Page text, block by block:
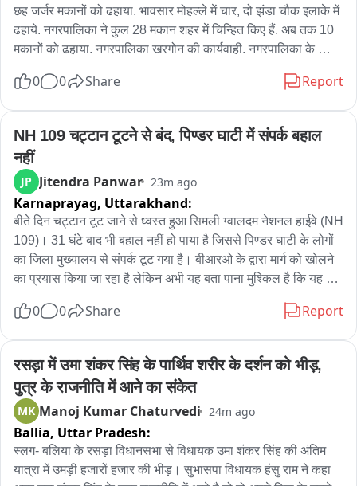
छह जर्जर मकानों को ढहाया. भावसार मोहल्ले में चार, दो झंडा चौक इलाके में
ढहाये. नगरपालिका ने कुल 28 मकान शहर में चिन्हित किए हैं. अब तक 10
मकानों को ढहाया. नगरपालिका खरगोन की कार्यवाही. नगरपालिका के
गए थे. सभी को आठ-आठ नोटिस दे दिए गए हैं. अब मकानों तोड़ने की
तोड़ दिए हैं. कुछ लोग खुद मकान, दुकानदार हटा रहे हैं. नहीं हटाए तो आगे भी
कार्यवाही जारी रहेगी. आज जेसीबी से हटाने मकान खरगोन के शिवडोला मार्ग
में भी आ रहे थे.
0 0 Share Report
NH 109 चट्टान टूटने से बंद, पिण्डर घाटी में संपर्क बहाल
नहीं
JP Jitendra Panwar 23m ago
Karnaprayag, Uttarakhand:
बीते दिन चट्टान टूट जाने से ध्वस्त हुआ सिमली ग्वालदम नेशनल हाईवे (NH
109)। 31 घंटे बाद भी बहाल नहीं हो पाया है जिससे पिण्डर घाटी के लोगों
का जिला मुख्यालय से संपर्क टूट गया है। बीआरओ के द्वारा मार्ग को खोलने
का प्रयास किया जा रहा है लेकिन अभी यह बता पाना मुश्किल है कि यह
जोखिम में डालकर पैदल ही आवाजाही करने को मजबूर हैं। चट्टान खिसकने
है। बताया जा रहा है कि आज शाम तक बिजली की व्यवस्था बहाल कर दी
जाएगी। इसके लिए बिजली विभाग के 18 कर्मचारी लाइन ठीक कर रहे हैं।
बताया जा रहा है कि इस आपदा में बिजली विभाग को 10 से 12 लाख का
नुकसान हुआ है。
0 0 Share Report
रसड़ा में उमा शंकर सिंह के पार्थिव शरीर के दर्शन को भीड़,
पुत्र के राजनीति में आने का संकेत
MK Manoj Kumar Chaturvedi 24m ago
Ballia, Uttar Pradesh:
स्लग- बलिया के रसड़ा विधानसभा से विधायक उमा शंकर सिंह की अंतिम
यात्रा में उमड़ी हजारों हजार की भीड़। सुभासपा विधायक हंसु राम ने कहा